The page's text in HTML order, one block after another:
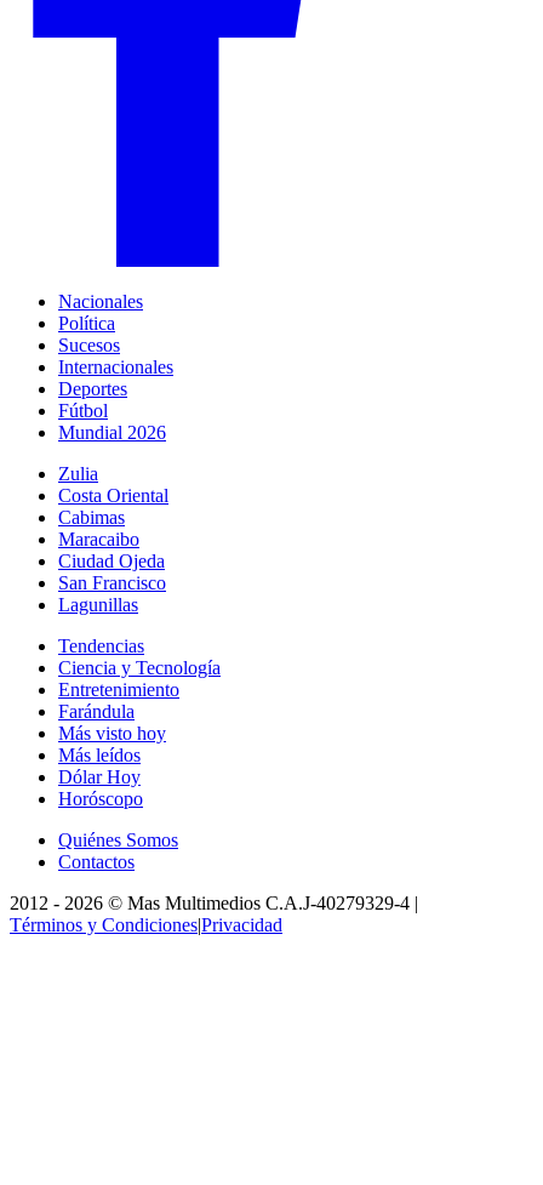
Nacionales
Política
Sucesos
Internacionales
Deportes
Fútbol
Mundial 2026
Zulia
Costa Oriental
Cabimas
Maracaibo
Ciudad Ojeda
San Francisco
Lagunillas
Tendencias
Ciencia y Tecnología
Entretenimiento
Farándula
Más visto hoy
Más leídos
Dólar Hoy
Horóscopo
Quiénes Somos
Contactos
2012 - 2026 © Mas Multimedios C.A.J-40279329-4 |
Términos y Condiciones|Privacidad